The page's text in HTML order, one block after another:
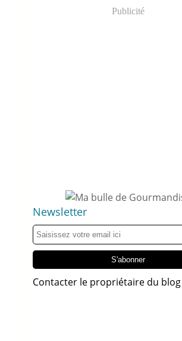
Publicité
Newsletter
Contacter le propriétaire du blog